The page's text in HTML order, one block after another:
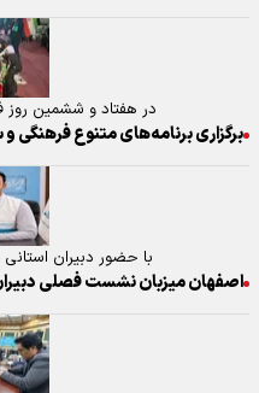
در هفتاد و ششمین روز
برگزاری برنامه‌های متنوع فرهنگی
با حضور دبیران
اصفهان میزبان نشست فصلی